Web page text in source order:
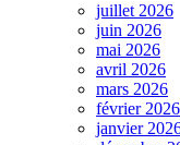
juillet 2026
juin 2026
mai 2026
avril 2026
mars 2026
février 2026
janvier